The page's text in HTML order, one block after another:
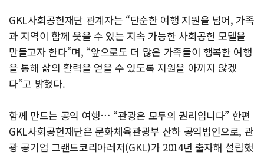
GKL사회공헌재단 관계자는 “단순한 여행 지원을 넘어, 가족
과 지역이 함께 웃을 수 있는 지속 가능한 사회공헌 모델을
만들고자 한다”며, “앞으로도 더 많은 가족들이 행복한 여행
을 통해 삶의 활력을 얻을 수 있도록 지원을 아끼지 않겠
다”고 밝혔다.
함께 만드는 공익 여행… “관광은 모두의 권리입니다” 한편
GKL사회공헌재단은 문화체육관광부 산하 공익법인으로, 관
광 공기업 그랜드코리아레저(GKL)가 2014년 출자해 설립했